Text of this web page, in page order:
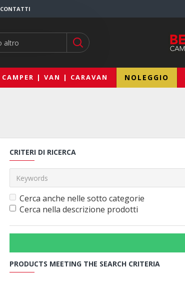
CONTATTI
CAMPER | VAN | CARAVAN NOLEGGIO
CRITERI DI RICERCA
Cerca anche nelle sotto categorie
Cerca nella descrizione prodotti
PRODUCTS MEETING THE SEARCH CRITERIA